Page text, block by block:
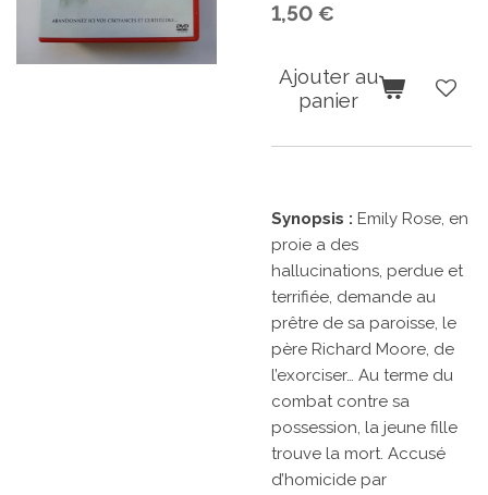
1,50 €
Ajouter au
panier
Synopsis : Emily Rose, en
proie a des
hallucinations, perdue et
terrifiée, demande au
prêtre de sa paroisse, le
père Richard Moore, de
l’exorciser… Au terme du
combat contre sa
possession, la jeune fille
trouve la mort. Accusé
d’homicide par